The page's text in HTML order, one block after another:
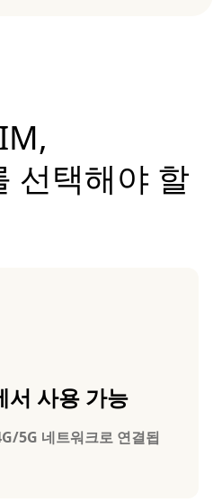
선택해야 할
서 사용 가능
5G 네트워크로 연결됩